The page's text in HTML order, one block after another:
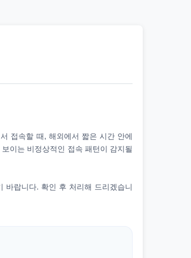
접속할 때, 해외에서 짧은 시간 안에
이는 비정상적인 접속 패턴이 감지될
바랍니다. 확인 후 처리해 드리겠습니